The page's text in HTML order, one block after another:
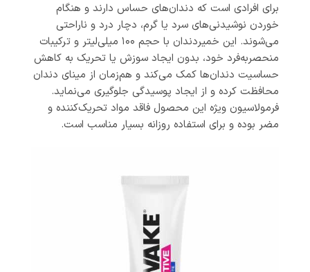
برای افرادی است که دندان‌های حساس دارند و هنگام
خوردن نوشیدنی‌های سرد یا گرم، دچار درد و ناراحتی
می‌شوند. این خمیردندان با حجم ۱۰۰ میلی‌لیتر و ترکیبات
منحصر‌به‌فرد خود، بدون ایجاد سوزش یا تحریک به کاهش
حساسیت دندان‌ها کمک می‌کند و هم‌زمان از مینای دندان
محافظت کرده و از ایجاد پوسیدگی جلوگیری می‌نماید.
فرمولاسیون ویژه این محصول فاقد مواد تحریک‌کننده و
مضر بوده و برای استفاده روزانه بسیار مناسب است.